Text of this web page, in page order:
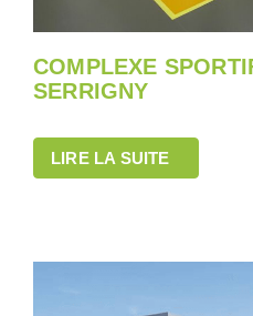
COMPLEXE
SERRIGNY
LIRE LA SUITE